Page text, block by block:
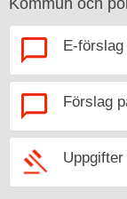
E-förslag
Förslag